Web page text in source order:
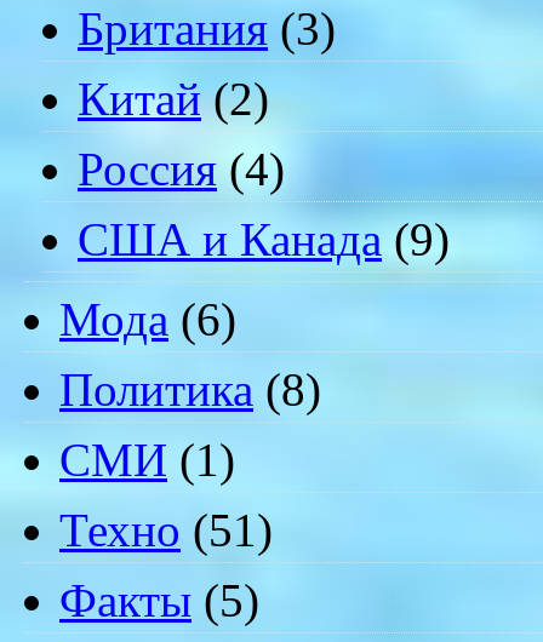
Британия (3)
Китай(2)
Россия (4)
США и Канада(9)
Мода (6)
Политика (8)
СМИ (1)
Техно (51)
Факты (5)